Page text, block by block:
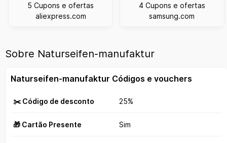
5 Cupons e ofertas
aliexpress.com
4 Cupons e ofertas
samsung.com
Sobre Naturseifen-manufaktur
Naturseifen-manufaktur Códigos e vouchers
✂️ Código de desconto 25%
🎁 Cartão Presente Sim